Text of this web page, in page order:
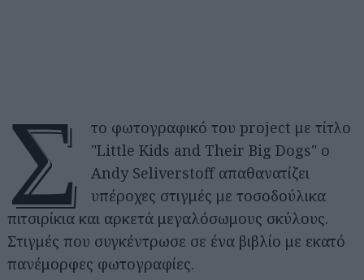
Σ
το φωτογραφικό του project με τίτλο
"Little Kids and Their Big Dogs" o
Andy Seliverstoff απαθανατίζει
υπέροχες στιγμές με τοσοδούλικα
πιτσιρίκια και αρκετά μεγαλόσωμους σκύλους.
Στιγμές που συγκέντρωσε σε ένα βιβλίο με εκατό
πανέμορφες φωτογραφίες.